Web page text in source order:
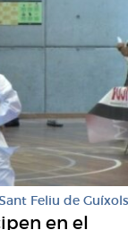
Feliu de Guíxols
en el